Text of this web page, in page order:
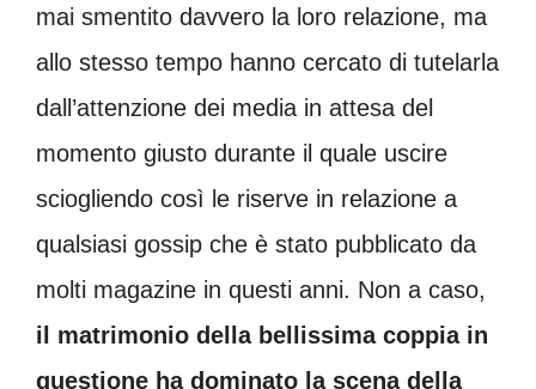
mai smentito davvero la loro relazione, ma
allo stesso tempo hanno cercato di tutelarla
dall’attenzione dei media in attesa del
momento giusto durante il quale uscire
sciogliendo così le riserve in relazione a
qualsiasi gossip che è stato pubblicato da
molti magazine in questi anni. Non a caso,
il matrimonio della bellissima coppia in
questione ha dominato la scena della